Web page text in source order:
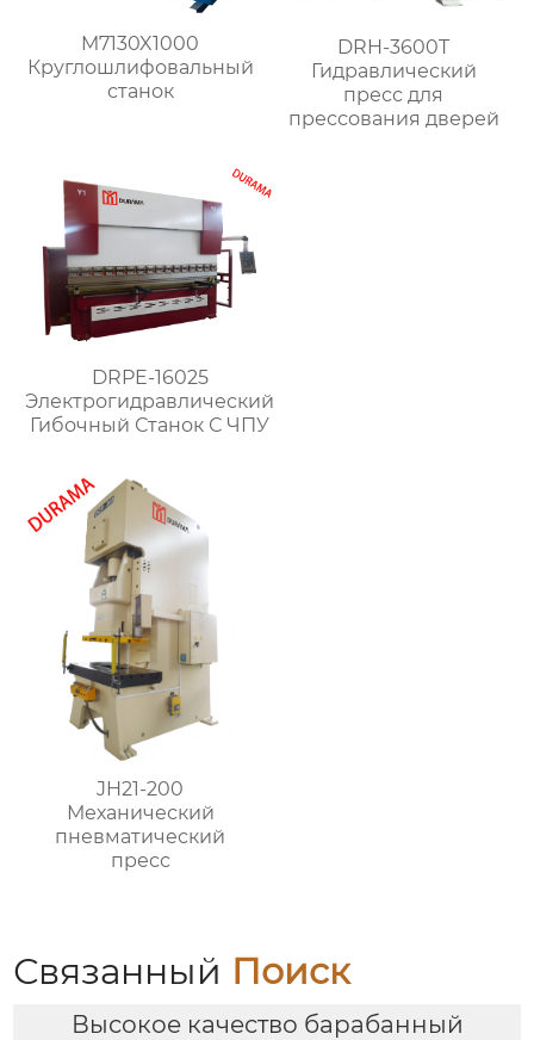
M7130X1000
Круглошлифовальный
станок
DRH-3600T
Гидравлический
пресс для
прессования дверей
DRPE-16025
Электрогидравлический
Гибочный Станок С ЧПУ
JH21-200
Механический
пневматический
пресс
Связанный Поиск
Высокое качество барабанный